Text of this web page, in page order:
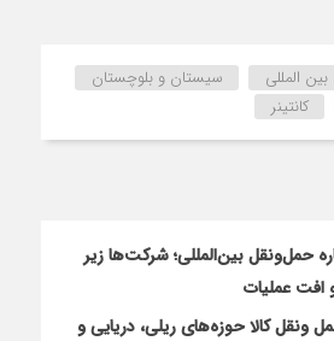
المللی
سیستان و بلوچستان
کانتینر
حمل‌ونقل بین‌المللی؛ شرکت‌ها زیر
افت عملیات
کالا حوزه‌های ریلی، دریایی و